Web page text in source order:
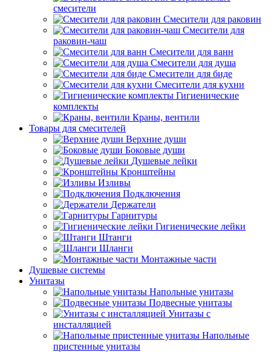
смесители
Смесители для раковин
Смесители для
раковин-чаш
Смесители для ванн
Смесители для душа
Смесители для биде
Смесители для кухни
Гигиенические
комплекты
Краны, вентили
Товары для смесителей
Верхние души
Боковые души
Душевые лейки
Кронштейны
Изливы
Подключения
Держатели
Гарнитуры
Гигиенические лейки
Штанги
Шланги
Монтажные части
Душевые системы
Унитазы
Напольные унитазы
Подвесные унитазы
Унитазы с
инсталляцией
Напольные
пристенные унитазы